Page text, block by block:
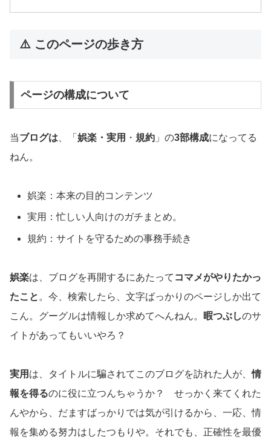
⚠️ このページの歩き方
ページの構成について
当ブログは 、「 娯楽・実用 ・ 規約 」の3部構成になってる
ねん。
娯楽：本来の目的コンテンツ
実用：忙しい人向けのガチまとめ。
規約：サイトを守るための事務手続き
娯楽は、ブログを再開するにあたって コマメがやりたかっ
たこと 。今、検索したら、文字ばっかりのページしか出て
こん。グーグルは情報しか求めてへんねん。
暇つぶしのサ
イトがあってもいいやろ？
実用 は、タイトルに騙されてこのブログを訪れた人が、情
報を得るのに役に立つんちゃうか？ せっかく来てくれた
んやから、だますばっかりでは気が引けるから、一応、情
報を集める努力はしたつもりや。それでも、正確性を最優